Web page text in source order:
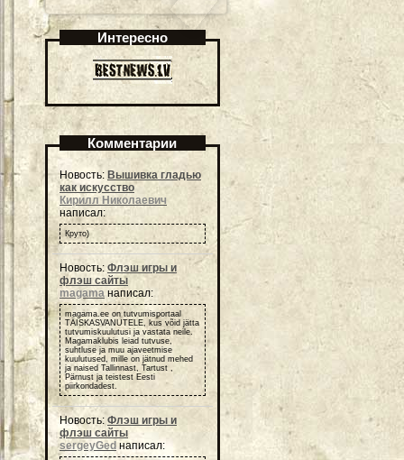
Интересно
Комментарии
Новость: Вышивка гладью
как искусство
Кирилл Николаевич
написал:
Круто)
Новость: Флэш игры и
флэш сайты
magama написал:
magama.ee on tutvumisportaal
TÄISKASVANUTELE, kus võid jätta
tutvumiskuulutusi ja vastata neile.
Magamaklubis leiad tutvuse,
suhtluse ja muu ajaveetmise
kuulutused, mille on jätnud mehed
ja naised Tallinnast, Tartust ,
Pärnust ja teistest Eesti
piirkondadest.
Новость: Флэш игры и
флэш сайты
sergeyGed написал: